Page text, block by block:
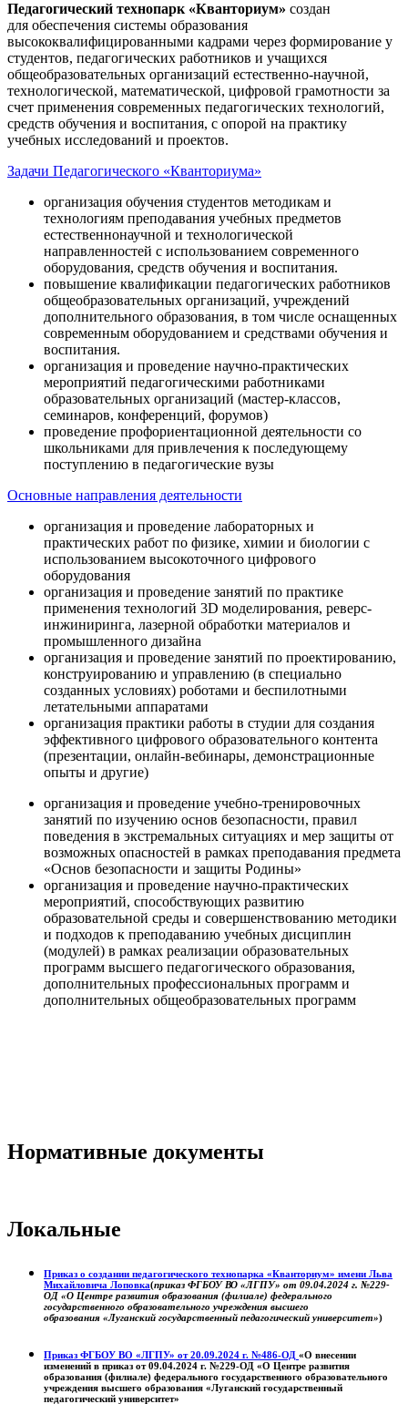
Педагогический технопарк «Кванториум» создан
для обеспечения системы образования
высококвалифицированными кадрами через формирование у
студентов, педагогических работников и учащихся
общеобразовательных организаций естественно-научной,
технологической, математической, цифровой грамотности за
счет применения современных педагогических технологий,
средств обучения и воспитания, с опорой на практику
учебных исследований и проектов.
Задачи Педагогического «Кванториума»
организация обучения студентов методикам и
технологиям преподавания учебных предметов
естественнонаучной и технологической
направленностей с использованием современного
оборудования, средств обучения и воспитания.
повышение квалификации педагогических работников
общеобразовательных организаций, учреждений
дополнительного образования, в том числе оснащенных
современным оборудованием и средствами обучения и
воспитания.
организация и проведение научно-практических
мероприятий педагогическими работниками
образовательных организаций (мастер-классов,
семинаров, конференций, форумов)
проведение профориентационной деятельности со
школьниками для привлечения к последующему
поступлению в педагогические вузы
Основные направления деятельности
организация и проведение лабораторных и
практических работ по физике, химии и биологии с
использованием высокоточного цифрового
оборудования
организация и проведение занятий по практике
применения технологий 3D моделирования, реверс-
инжиниринга, лазерной обработки материалов и
промышленного дизайна
организация и проведение занятий по проектированию,
конструированию и управлению (в специально
созданных условиях) роботами и беспилотными
летательными аппаратами
организация практики работы в студии для создания
эффективного цифрового образовательного контента
(презентации, онлайн-вебинары, демонстрационные
опыты и другие)
организация и проведение учебно-тренировочных
занятий по изучению основ безопасности, правил
поведения в экстремальных ситуациях и мер защиты от
возможных опасностей в рамках преподавания предмета
«Основ безопасности и защиты Родины»
организация и проведение научно-практических
мероприятий, способствующих развитию
образовательной среды и совершенствованию методики
и подходов к преподаванию учебных дисциплин
(модулей) в рамках реализации образовательных
программ высшего педагогического образования,
дополнительных профессиональных программ и
дополнительных общеобразовательных программ
Нормативные документы
Локальные
Приказ о создании педагогического технопарка «Кванториум» имени Льва
Михайловича Лоповка(приказ ФГБОУ ВО «ЛГПУ» от 09.04.2024 г. №229-
ОД «О Центре развития образования (филиале) федерального
государственного образовательного учреждения высшего
образования «Луганский государственный педагогический университет»)
Приказ ФГБОУ ВО «ЛГПУ» от 20.09.2024 г. №486-ОД «О внесении
изменений в приказ от 09.04.2024 г. №229-ОД «О Центре развития
образования (филиале) федерального государственного образовательного
учреждения высшего образования «Луганский государственный
педагогический университет»